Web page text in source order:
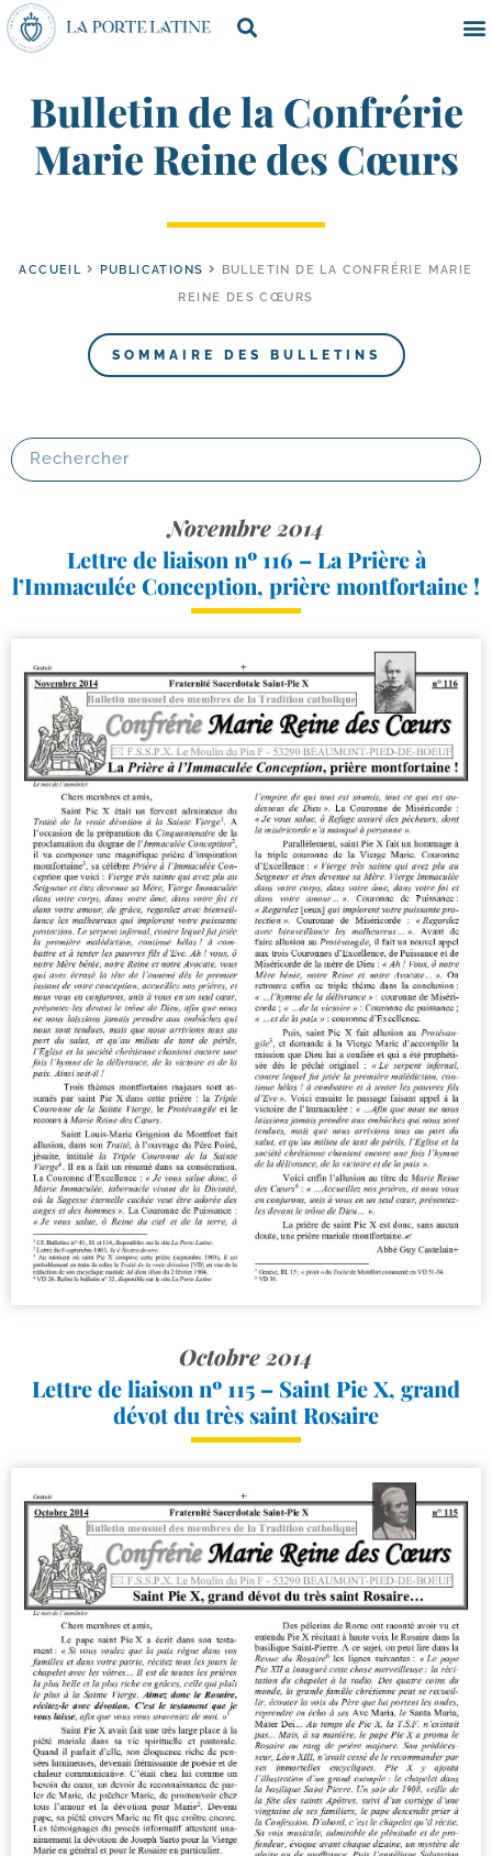
Bulletin de la Confrérie
Marie Reine des Cœurs
ACCUEIL PUBLICATIONS
BULLETIN DE LA CONFRÉRIE MARIE
REINE DES CŒURS
SOMMAIRE DES BULLETINS
Novembre 2014
Lettre de liaison nº 116 – La Prière à
l’Immaculée Conception, prière montfortaine !
Octobre 2014
Lettre de liaison nº 115 – Saint Pie X, grand
dévot du très saint Rosaire